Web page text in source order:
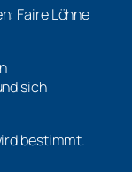
Faire Löhne
sich
bestimmt.